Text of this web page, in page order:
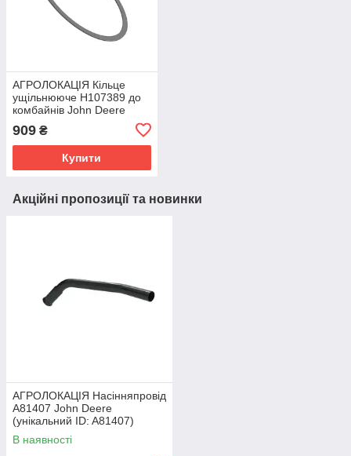
АГРОЛОКАЦІЯ Кiльце
ущільнююче H107389 до
комбайнів John Deere
9500, 9600, C670, S430,
909 ₴
Купити
Акційні пропозиції та новинки
АГРОЛОКАЦІЯ Насінняпровід
A81407 John Deere
(унікальний ID: A81407)
В наявності